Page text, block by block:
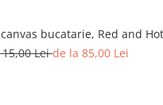
bucatarie, Red and Hot
Leide la 85,00 Lei